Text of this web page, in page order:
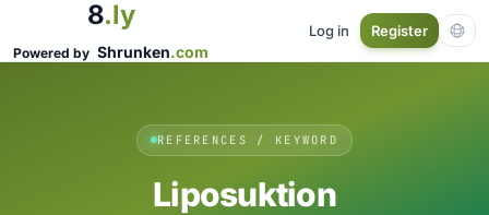
8.ly
Powered by Shrunken.com
Log in Register
REFERENCES / KEYWORD
Liposuktion